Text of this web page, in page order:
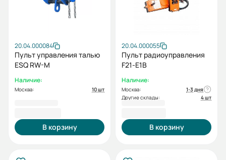
20.04.000084
Пульт управления талью
ESQ RW-M
Наличие:
Москва: 10 шт
В корзину
20.04.000055
Пульт радиоуправления
F21-E1B
Наличие:
Москва:
1-3 дня
Другие склады:
4 шт
В корзину